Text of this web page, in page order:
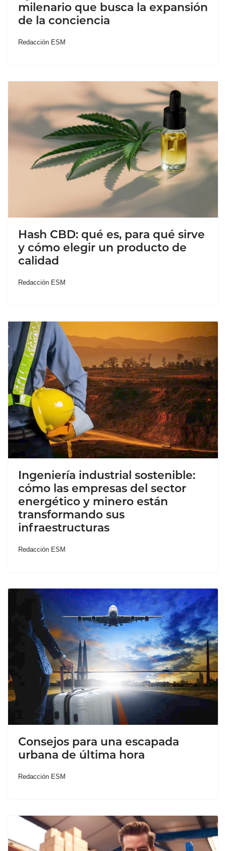
milenario que busca la expansión
de la conciencia
Redacción ESM
Hash CBD: qué es, para qué sirve
y cómo elegir un producto de
calidad
Redacción ESM
Ingeniería industrial sostenible:
cómo las empresas del sector
energético y minero están
transformando sus
infraestructuras
Redacción ESM
Consejos para una escapada
urbana de última hora
Redacción ESM